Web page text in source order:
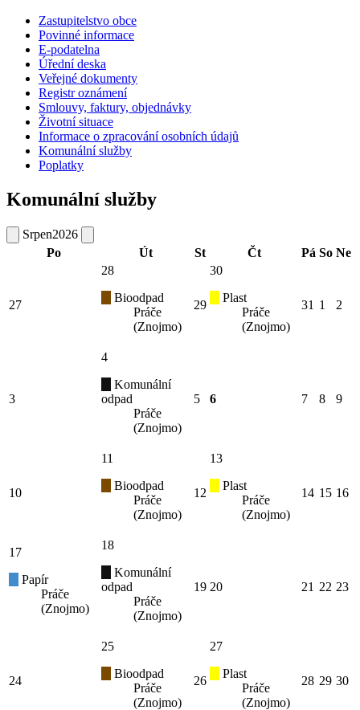
Zastupitelstvo obce
Povinné informace
E-podatelna
Úřední deska
Veřejné dokumenty
Registr oznámení
Smlouvy, faktury, objednávky
Životní situace
Informace o zpracování osobních údajů
Komunální služby
Poplatky
Komunální služby
Srpen2026
Po
Út St Čt Pá So Ne
27
28
Bioodpad
Práče
(Znojmo)
29
30
Plast
Práče
(Znojmo)
31 1 2
3
4
Komunální
odpad
Práče
(Znojmo)
5 6 7 8 9
10
11
Bioodpad
Práče
(Znojmo)
12
13
Plast
Práče
(Znojmo)
14 15 16
17
Papír
Práče
(Znojmo)
18
Komunální
odpad
Práče
(Znojmo)
19 20 21 22 23
24
25
Bioodpad
Práče
(Znojmo)
26
27
Plast
Práče
(Znojmo)
28 29 30